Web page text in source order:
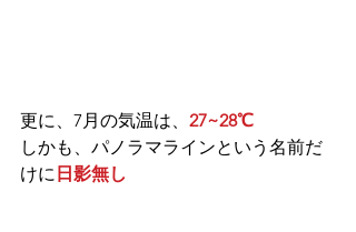
更に、7月の気温は、 27~28℃
しかも、パノラマラインという名前だ
けに 日影無し